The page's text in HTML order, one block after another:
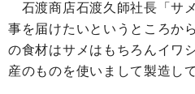
石渡商店石渡久師社長「サ
事を届けたいというところか
の食材はサメはもちろんイワ
産のものを使いまして製造し